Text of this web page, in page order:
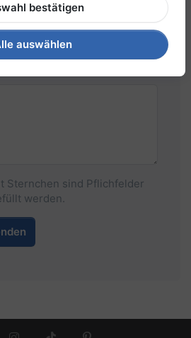
Sternchen sind Pflichfelder
werden.
bestätigen
auswählen